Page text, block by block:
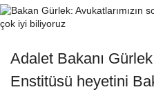
Adalet Bakanı
Enstitüsü heyetini